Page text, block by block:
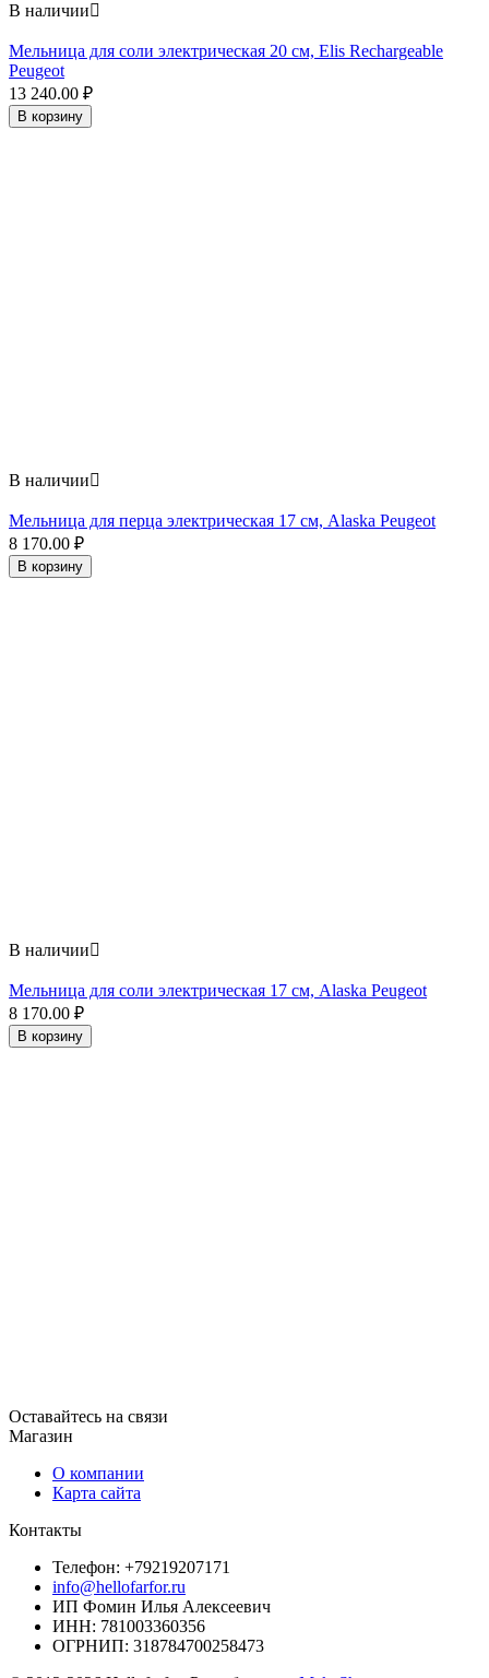
В наличии
Мельница для соли электрическая 20 см, Elis Rechargeable
Peugeot
13 240.00 ₽
В корзину
В наличии
Мельница для перца электрическая 17 см, Alaska Peugeot
8 170.00 ₽
В корзину
В наличии
Мельница для соли электрическая 17 см, Alaska Peugeot
8 170.00 ₽
В корзину
Оставайтесь на связи
Магазин
О компании
Карта сайта
Контакты
Телефон: +79219207171
info@hellofarfor.ru
ИП Фомин Илья Алексеевич
ИНН: 781003360356
ОГРНИП: 318784700258473